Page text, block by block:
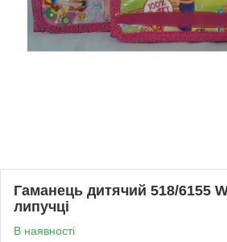
Гаманець дитячий 518/6155
липучці
В наявності